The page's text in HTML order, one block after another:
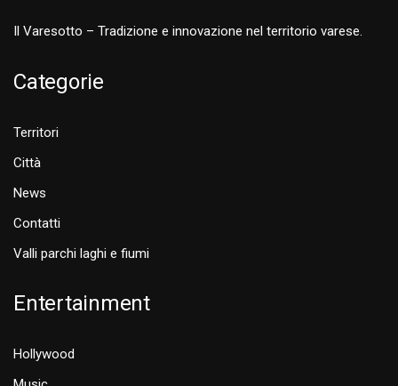
Il Varesotto – Tradizione e innovazione nel territorio varese.
Categorie
Territori
Città
News
Contatti
Valli parchi laghi e fiumi
Entertainment
Hollywood